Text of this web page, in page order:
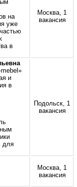
на
уже
в
Москва, 1
вакансия
и
в
для
Подольск, 1
вакансия
Москва, 1
вакансия